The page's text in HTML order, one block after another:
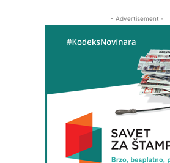
- Advertisement -